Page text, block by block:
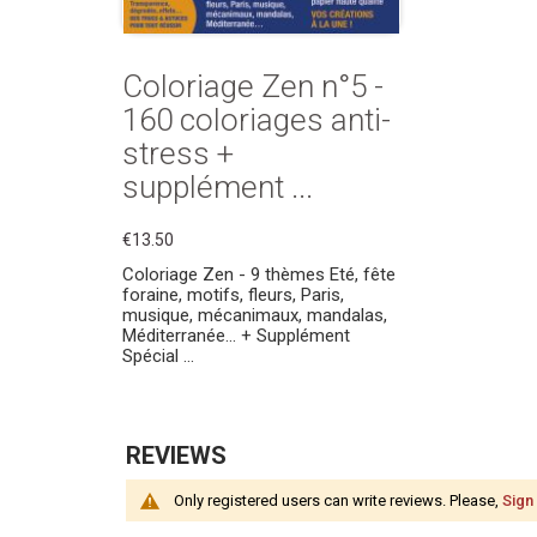
Coloriage Zen n°5 -
160 coloriages anti-
stress +
supplément ...
€13.50
Coloriage Zen - 9 thèmes Eté, fête
foraine, motifs, fleurs, Paris,
musique, mécanimaux, mandalas,
Méditerranée... + Supplément
Spécial ...
REVIEWS
Only registered users can write reviews. Please, Sign